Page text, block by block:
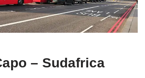
– Sudafrica